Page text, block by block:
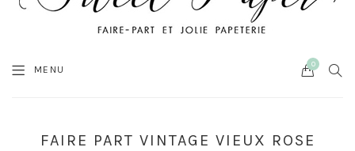
MENU Cart
0
FAIRE PART VINTAGE VIEUX ROSE